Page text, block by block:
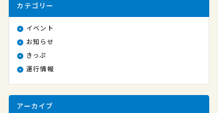
カテゴリー
イベント
お知らせ
きっぷ
運行情報
アーカイブ